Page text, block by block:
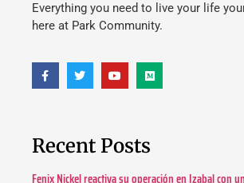
Everything you need to live your life
here at Park Community.
Recent Posts